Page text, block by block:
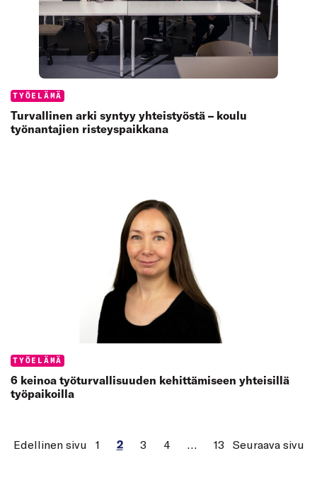
Categories:
TYÖELÄMÄ
Turvallinen arki syntyy yhteistyöstä – koulu
työnantajien risteyspaikkana
Categories:
TYÖELÄMÄ
6 keinoa työturvallisuuden kehittämiseen yhteisillä
työpaikoilla
Edellinen sivu 1 2 3 4 13 Seuraava sivu